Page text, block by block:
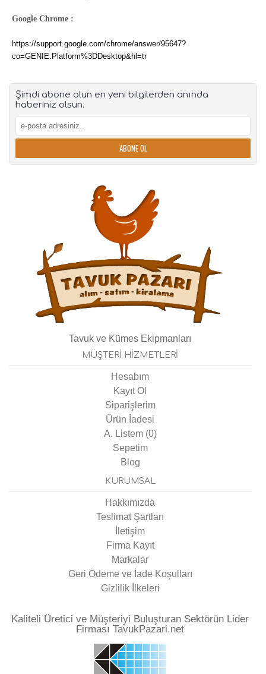
Google Chrome :
https://support.google.com/chrome/answer/95647?
co=GENIE.Platform%3DDesktop&hl=tr
Şimdi abone olun en yeni bilgilerden anında
haberiniz olsun.
ABONE OL
Tavuk ve Kümes Ekipmanları
MÜŞTERI HIZMETLERI
Hesabım
Kayıt Ol
Siparişlerim
Ürün İadesi
A. Listem (0)
Sepetim
Blog
KURUMSAL
Hakkımızda
Teslimat Şartları
İletişim
Firma Kayıt
Markalar
Geri Ödeme ve İade Koşulları
Gizlilik İlkeleri
Kaliteli Üretici ve Müşteriyi Buluşturan Sektörün Lider
Firması TavukPazari.net